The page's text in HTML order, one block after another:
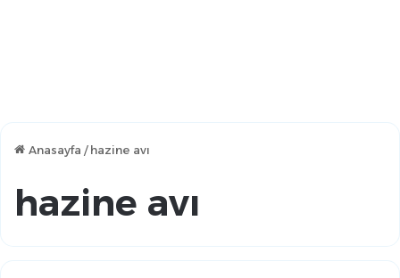
Anasayfa / hazine avı
hazine avı